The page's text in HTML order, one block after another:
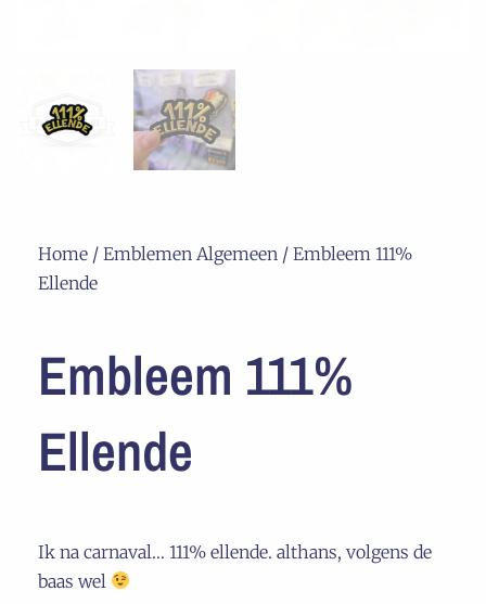
Home / Emblemen Algemeen / Embleem 111%
Ellende
Embleem 111%
Ellende
Ik na carnaval… 111% ellende. althans, volgens de
baas wel